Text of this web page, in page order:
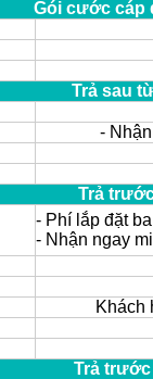
Gói cước cáp
Trả sau
-
Trả
- Phí lắp đặt
- Nhận ngay
Khách
Trả trước